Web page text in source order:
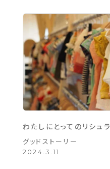
わたしにとってのリシュラ
グッドストーリー
2024.3.11